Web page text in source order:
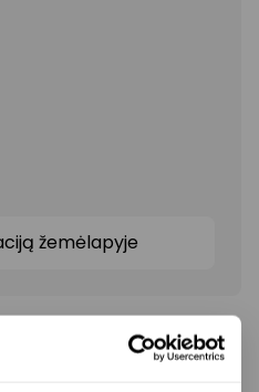
žemėlapyje
nesenstančią
stilistiką su